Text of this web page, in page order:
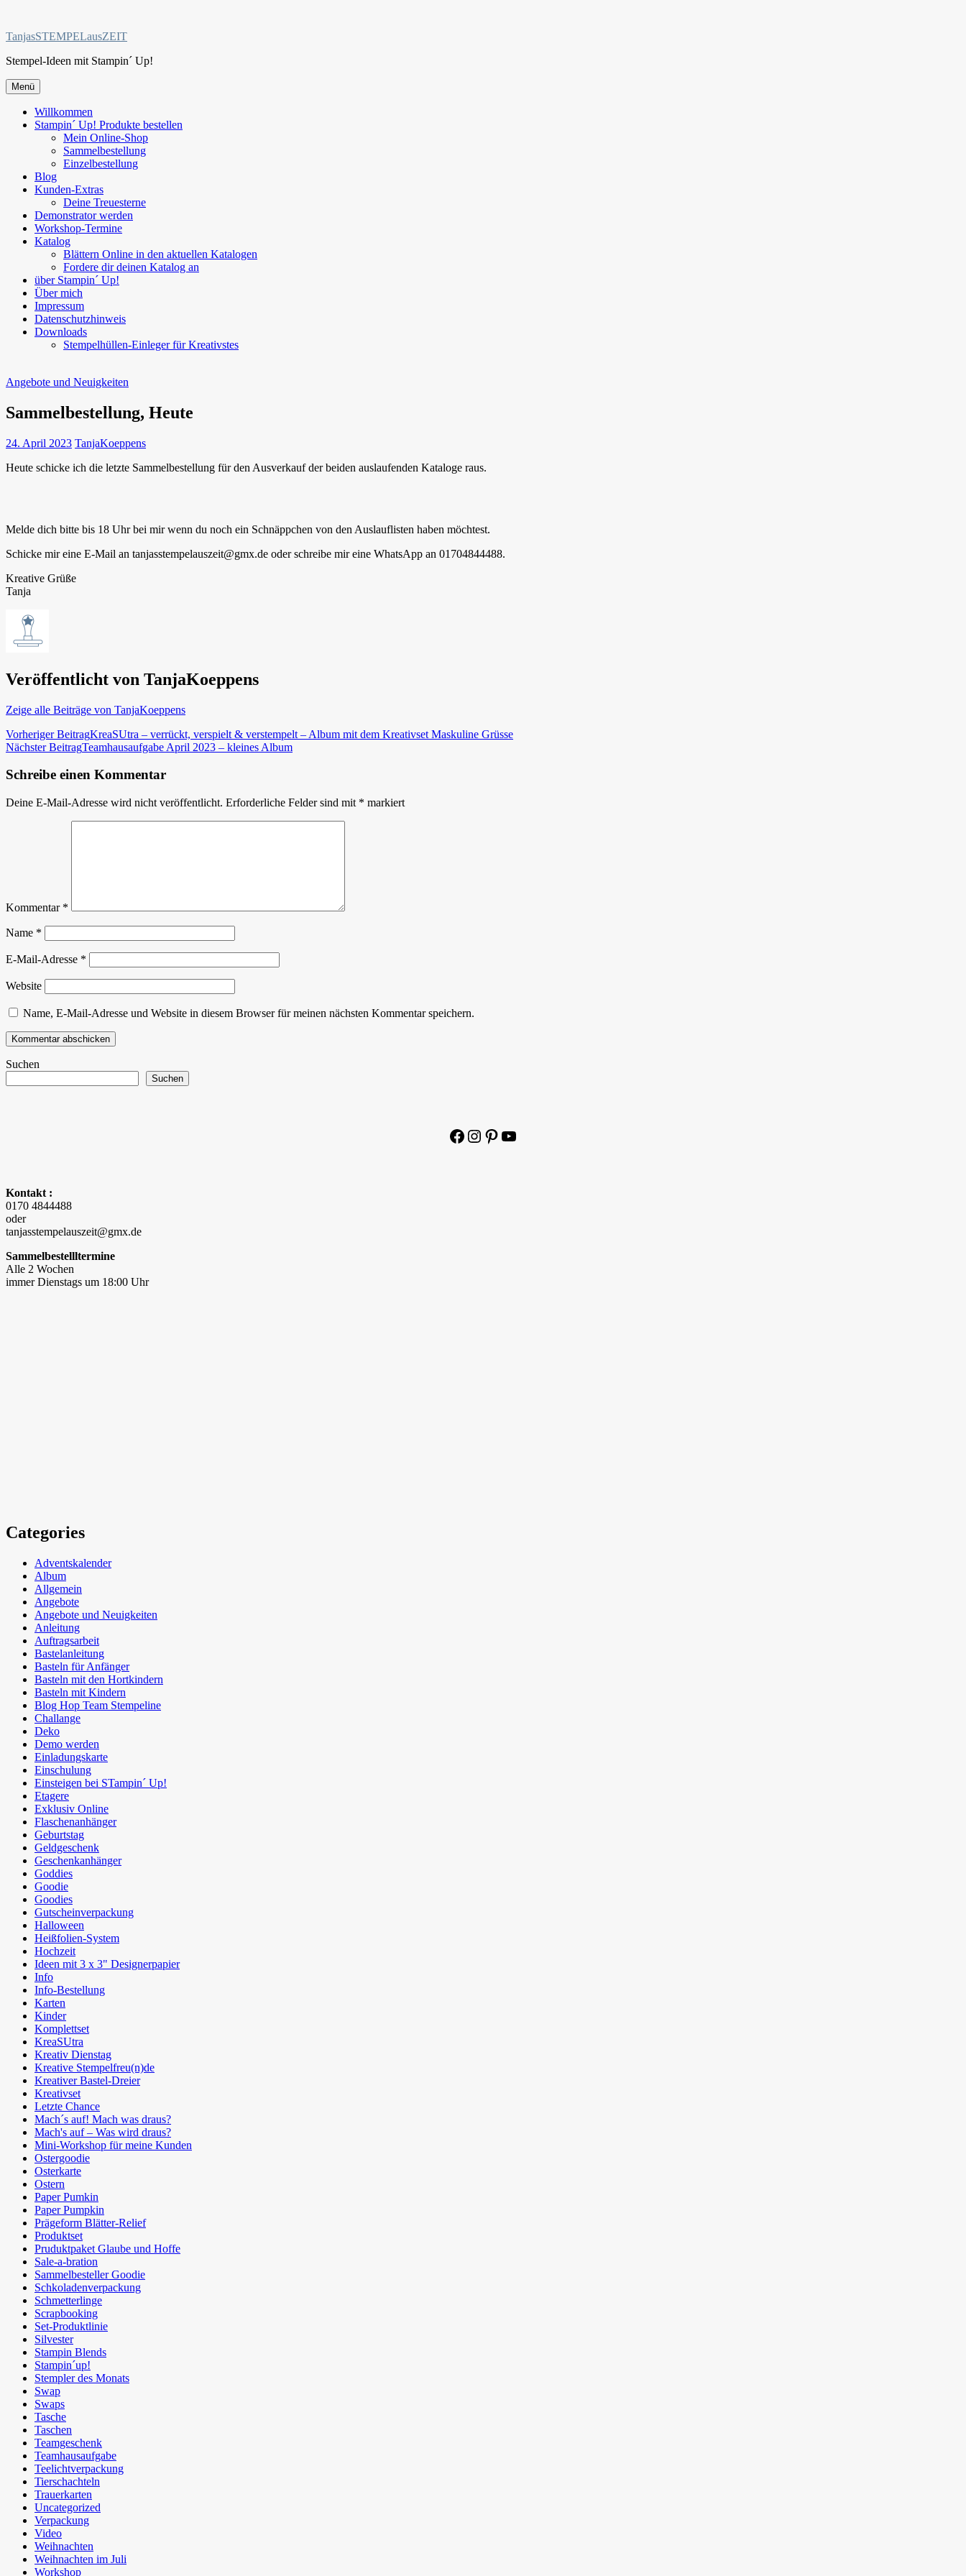
springen
TanjasSTEMPELausZEIT
Stempel-Ideen mit Stampin´ Up!
Menü
Willkommen
Stampin´ Up! Produkte bestellen
Mein Online-Shop
Sammelbestellung
Einzelbestellung
Blog
Kunden-Extras
Deine Treuesterne
Demonstrator werden
Workshop-Termine
Katalog
Blättern Online in den aktuellen Katalogen
Fordere dir deinen Katalog an
über Stampin´ Up!
Über mich
Impressum
Datenschutzhinweis
Downloads
Stempelhüllen-Einleger für Kreativstes
Angebote und Neuigkeiten
Sammelbestellung, Heute
24. April 2023 TanjaKoeppens
Heute schicke ich die letzte Sammelbestellung für den Ausverkauf der beiden auslaufenden Kataloge raus.
Melde dich bitte bis 18 Uhr bei mir wenn du noch ein Schnäppchen von den Auslauflisten haben möchtest.
Schicke mir eine E-Mail an tanjasstempelauszeit@gmx.de oder schreibe mir eine WhatsApp an 01704844488.
Kreative Grüße
Tanja
Veröffentlicht von TanjaKoeppens
Zeige alle Beiträge von TanjaKoeppens
Beitragsnavigation
Vorheriger BeitragKreaSUtra – verrückt, verspielt & verstempelt – Album mit dem Kreativset Maskuline Grüsse
Nächster BeitragTeamhausaufgabe April 2023 – kleines Album
Schreibe einen Kommentar
Deine E-Mail-Adresse wird nicht veröffentlicht. Erforderliche Felder sind mit * markiert
Kommentar *
Name *
E-Mail-Adresse *
Website
Name, E-Mail-Adresse und Website in diesem Browser für meinen nächsten Kommentar speichern.
Suchen
Suchen
Facebook
Instagram
Pinterest
YouTube
Kontakt :
0170 4844488
oder
tanjasstempelauszeit@gmx.de
Sammelbestellltermine
Alle 2 Wochen
immer Dienstags um 18:00 Uhr
Categories
Adventskalender
Album
Allgemein
Angebote
Angebote und Neuigkeiten
Anleitung
Auftragsarbeit
Bastelanleitung
Basteln für Anfänger
Basteln mit den Hortkindern
Basteln mit Kindern
Blog Hop Team Stempeline
Challange
Deko
Demo werden
Einladungskarte
Einschulung
Einsteigen bei STampin´ Up!
Etagere
Exklusiv Online
Flaschenanhänger
Geburtstag
Geldgeschenk
Geschenkanhänger
Goddies
Goodie
Goodies
Gutscheinverpackung
Halloween
Heißfolien-System
Hochzeit
Ideen mit 3 x 3" Designerpapier
Info
Info-Bestellung
Karten
Kinder
Komplettset
KreaSUtra
Kreativ Dienstag
Kreative Stempelfreu(n)de
Kreativer Bastel-Dreier
Kreativset
Letzte Chance
Mach´s auf! Mach was draus?
Mach's auf – Was wird draus?
Mini-Workshop für meine Kunden
Ostergoodie
Osterkarte
Ostern
Paper Pumkin
Paper Pumpkin
Prägeform Blätter-Relief
Produktset
Pruduktpaket Glaube und Hoffe
Sale-a-bration
Sammelbesteller Goodie
Schkoladenverpackung
Schmetterlinge
Scrapbooking
Set-Produktlinie
Silvester
Stampin Blends
Stampin´up!
Stempler des Monats
Swap
Swaps
Tasche
Taschen
Teamgeschenk
Teamhausaufgabe
Teelichtverpackung
Tierschachteln
Trauerkarten
Uncategorized
Verpackung
Video
Weihnachten
Weihnachten im Juli
Workshop